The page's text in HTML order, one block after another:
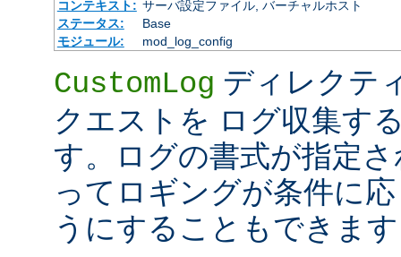
コンテキスト: サーバ設定ファイル, バーチャルホスト
ステータス:
Base
モジュール:
mod_log_config
CustomLog ディレクテ
クエストを ログ収集す
す。ログの書式が指定
ってロギングが条件に
うにすることもできま